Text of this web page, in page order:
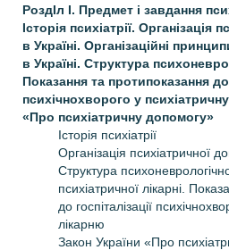
РоздIл I. Предмет і завдання
Історія психіатрії. Організація
в Україні. Організаційні
в Україні. Структура
Показання та протипоказання до
психічнохворого у
«Про психіатричну допомогу»
Iсторія психіатрії
Організація психіатричної
Структура
психіатричної лікарні.
до госпіталізації
лікарню
Закон України «Про